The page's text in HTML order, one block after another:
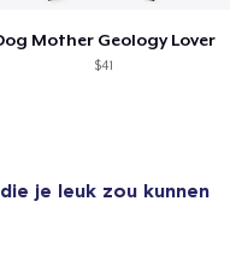
Mother Geology Lover
$41
die je leuk zou kunnen